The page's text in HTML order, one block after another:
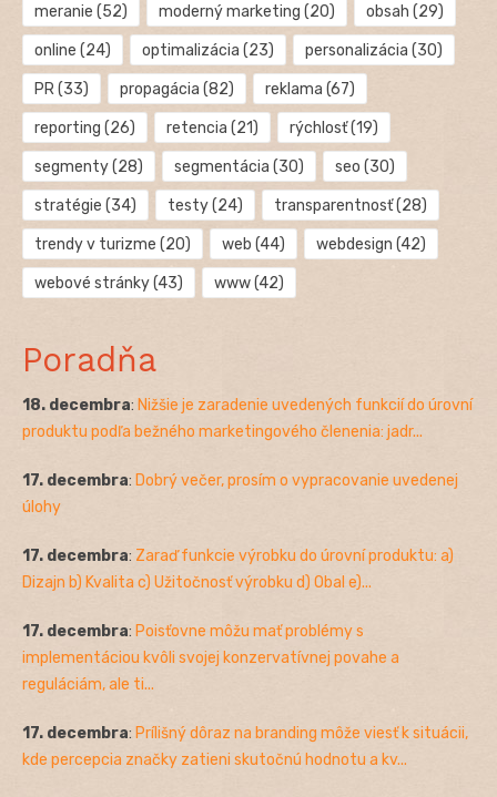
meranie (52) moderný marketing (20) obsah (29)
online (24) optimalizácia (23) personalizácia (30)
PR(33) propagácia (82) reklama (67)
reporting (26) retencia (21) rýchlosť(19)
segmenty(28) segmentácia (30) seo (30)
stratégie (34) testy(24) transparentnosť(28)
trendy v turizme (20) web (44) webdesign (42)
webové stránky(43) www(42)
Poradňa
18. decembra: Nižšie je zaradenie uvedených funkcií do úrovní
produktu podľa bežného marketingového členenia: jadr...
17. decembra: Dobrý večer, prosím o vypracovanie uvedenej
úlohy
17. decembra: Zaraď funkcie výrobku do úrovní produktu: a)
Dizajn b) Kvalita c) Užitočnosť výrobku d) Obal e)...
17. decembra: Poisťovne môžu mať problémy s
implementáciou kvôli svojej konzervatívnej povahe a
reguláciám, ale ti...
17. decembra: Prílišný dôraz na branding môže viesť k situácii,
kde percepcia značky zatieni skutočnú hodnotu a kv...